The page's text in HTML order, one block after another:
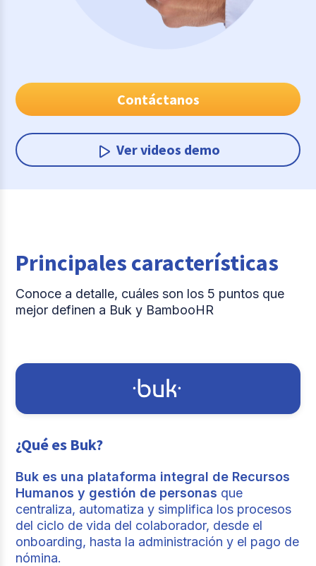
Contáctanos
Ver videos demo
Principales características
Conoce a detalle, cuáles son los 5 puntos que
mejor definen a Buk y BambooHR
¿Qué es Buk?
Buk es una plataforma integral de Recursos
Humanos y gestión de personas que
centraliza, automatiza y simplifica los procesos
del ciclo de vida del colaborador, desde el
onboarding, hasta la administración y el pago de
nómina.